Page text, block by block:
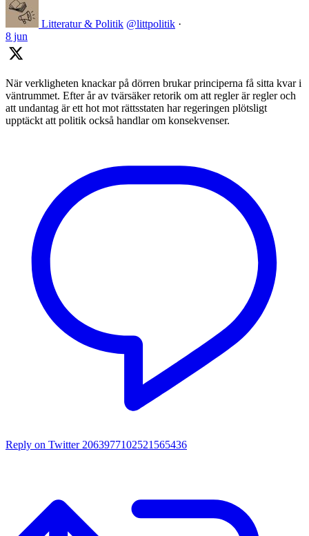
Litteratur & Politik @littpolitik ·
8 jun
När verkligheten knackar på dörren brukar principerna få sitta kvar i
väntrummet. Efter år av tvärsäker retorik om att regler är regler och
att undantag är ett hot mot rättsstaten har regeringen plötsligt
upptäckt att politik också handlar om konsekvenser.
Reply on Twitter 2063977102521565436